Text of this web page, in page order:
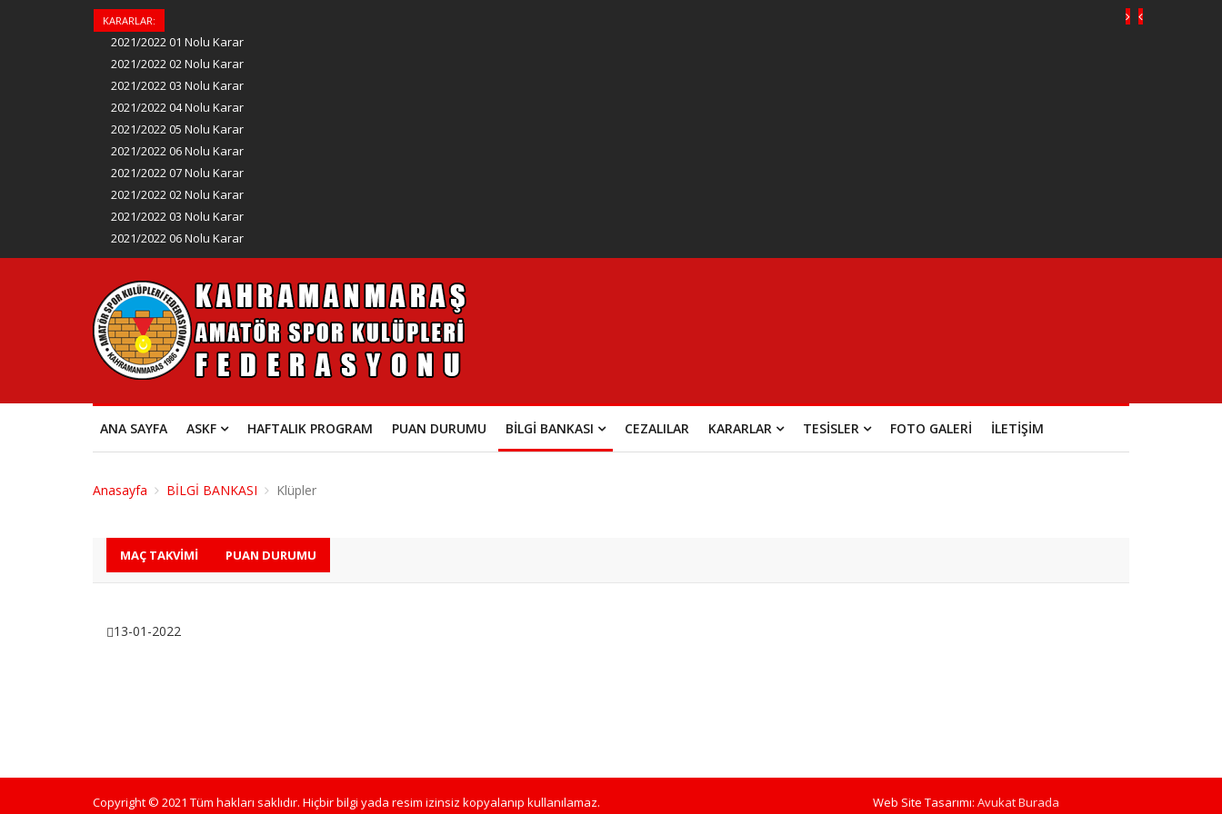
KARARLAR:
2021/2022 01 Nolu Karar
2021/2022 02 Nolu Karar
2021/2022 03 Nolu Karar
2021/2022 04 Nolu Karar
2021/2022 05 Nolu Karar
2021/2022 06 Nolu Karar
2021/2022 07 Nolu Karar
2021/2022 02 Nolu Karar
2021/2022 03 Nolu Karar
2021/2022 06 Nolu Karar
ANA SAYFA ASKF HAFTALIK PROGRAM PUAN DURUMU BİLGİ BANKASI CEZALILAR KARARLAR TESİSLER FOTO GALERİ İLETİŞİM
Anasayfa BİLGİ BANKASI Klüpler
MAÇ TAKVIMI PUAN DURUMU
13-01-2022
Copyright © 2021 Tüm hakları saklıdır. Hiçbir bilgi yada resim izinsiz kopyalanıp kullanılamaz. Web Site Tasarımı: Avukat Burada